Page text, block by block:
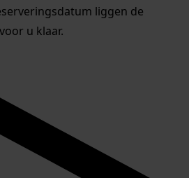
liggen de
u klaar.